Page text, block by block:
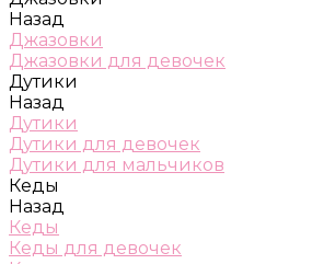
Назад
Джазовки
Джазовки для девочек
Дутики
Назад
Дутики
Дутики для девочек
Дутики для мальчиков
Кеды
Назад
Кеды
Кеды для девочек